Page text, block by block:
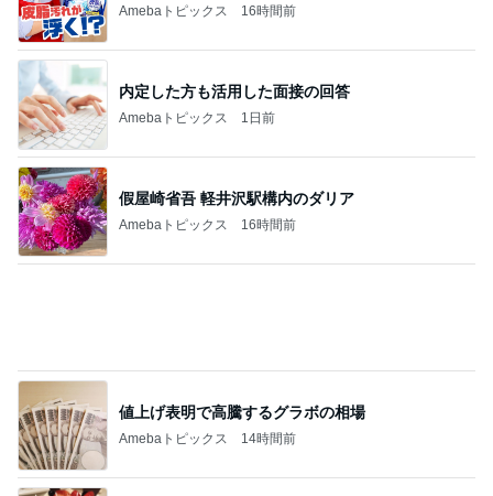
Amebaトピックス 16時間前
値上げ表明で高騰するグラボの相場
Amebaトピックス 14時間前